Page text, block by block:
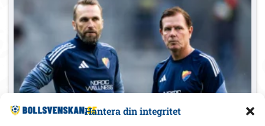
Hantera din integritet